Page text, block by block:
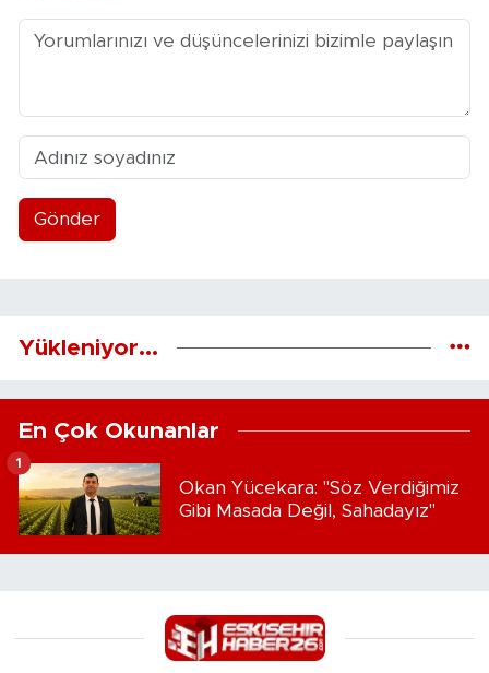
Gönder
Yükleniyor...
En Çok Okunanlar
Okan Yücekara: "Söz Verdiğimiz
Gibi Masada Değil, Sahadayız"
1